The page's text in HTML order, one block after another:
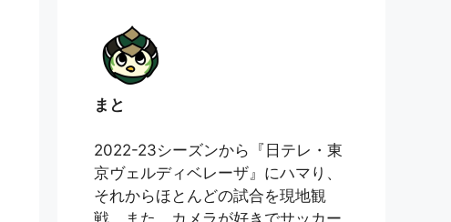
まと
2022-23シーズンから『日テレ・東
京ヴェルディベレーザ』にハマり、
それからほとんどの試合を現地観
戦。また、カメラが好きでサッカー